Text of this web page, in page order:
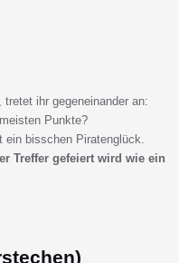
ihr gegeneinander an:
Punkte?
ein bisschen Piratenglück.
Treffer gefeiert wird wie ein